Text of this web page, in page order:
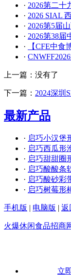
· 2026第二十
· 2026 SIAL
· 2026第5届
· 2026第38届
·
【CFE中
·
上一篇：没有了
下一篇： 2024深圳
最新产品
· 启巧小汉堡
· 启巧西瓜形
· 启巧甜甜圈
· 启巧酸酸条
· 启巧酸砂彩
· 启巧树莓形
手机版 | 电脑版 | 返
火爆休闲食品招商
立